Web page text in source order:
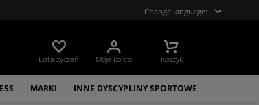
Change language:
Lista życzeń Moje konto Koszyk
MARKI INNE DYSCYPLINY SPORTOWE